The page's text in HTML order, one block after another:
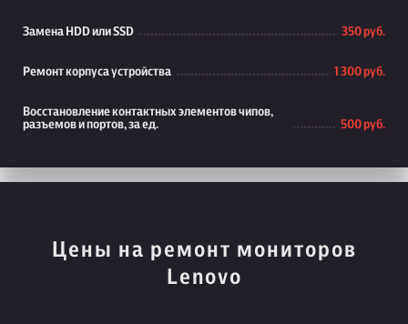
Замена HDD или SSD 350 руб.
Ремонт корпуса устройства 1 300 руб.
Восстановление контактных элементов чипов,
разъемов и портов, за ед.
500 руб.
Цены на ремонт мониторов
Lenovo